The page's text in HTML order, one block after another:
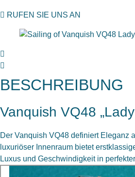
RUFEN SIE UNS AN
BESCHREIBUNG
Vanquish VQ48
Der Vanquish VQ48 definiert Eleganz
luxuriöser Innenraum bietet
Luxus und Geschwindigkeit in